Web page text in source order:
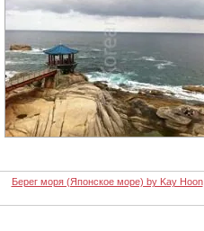
Берег моря (Японское море) by Kay Hoon